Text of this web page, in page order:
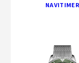
NAVITIMER